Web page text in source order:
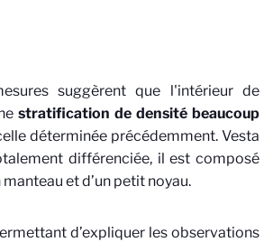
suggèrent que l'intérieur de
stratification de densité beaucoup
déterminée précédemment. Vesta
différenciée, il est composé
manteau et d’un petit noyau.
d’expliquer les observations